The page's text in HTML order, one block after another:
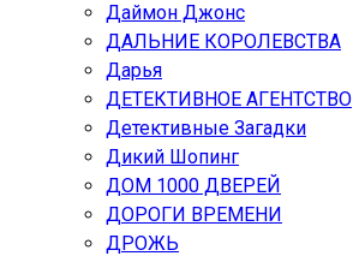
Даймон Джонс
ДАЛЬНИЕ КОРОЛЕВСТВА
Дарья
ДЕТЕКТИВНОЕ АГЕНТСТВО
Детективные Загадки
Дикий Шопинг
ДОМ 1000 ДВЕРЕЙ
ДОРОГИ ВРЕМЕНИ
ДРОЖЬ